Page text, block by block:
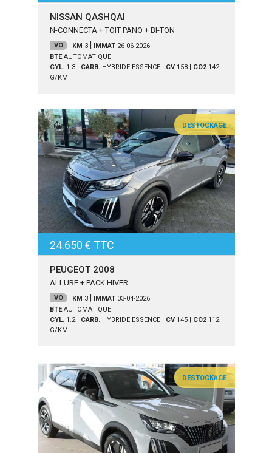
NISSAN QASHQAI
N-CONNECTA + TOIT PANO + BI-TON
VO KM 3 IMMAT 26-06-2026
BTE AUTOMATIQUE
CYL. 1.3| CARB. HYBRIDE ESSENCE| CV 158| CO2 142
G/KM
DESTOCKAGE
24.650 € TTC
PEUGEOT 2008
ALLURE + PACK HIVER
VO KM 3 IMMAT 03-04-2026
BTE AUTOMATIQUE
CYL. 1.2| CARB. HYBRIDE ESSENCE| CV 145| CO2 112
G/KM
DESTOCKAGE